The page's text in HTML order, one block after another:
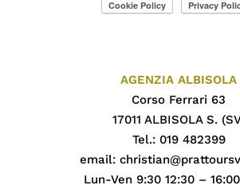
AGENZIA ALBISOLA
Corso Ferrari 63
17011 ALBISOLA S.
Tel.: 019 482399
email:
Lun-Ven 9:30 12:30 –